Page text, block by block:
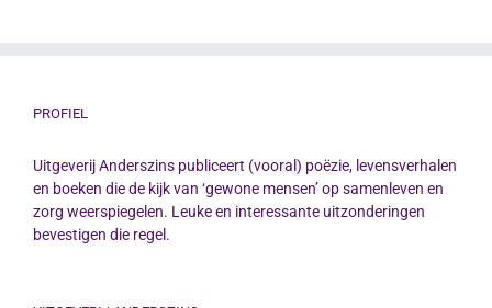
PROFIEL
Uitgeverij Anderszins publiceert (vooral) poëzie, levensverhalen
en boeken die de kijk van ‘gewone mensen’ op samenleven en
zorg weerspiegelen. Leuke en interessante uitzonderingen
bevestigen die regel.